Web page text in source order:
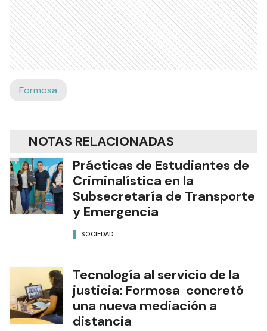
Formosa
NOTAS RELACIONADAS
Prácticas de Estudiantes de
Criminalística en la
Subsecretaría de Transporte
y Emergencia
SOCIEDAD
Tecnología al servicio de la
justicia: Formosa concretó
una nueva mediación a
distancia